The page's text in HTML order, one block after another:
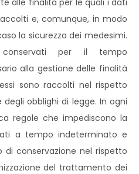
alle finalità per le quali i dati
e, comunque, in modo
la sicurezza dei medesimi.
per il tempo
alla gestione delle finalità
sono raccolti nel rispetto
obblighi di legge. In ogni
regole che impediscono la
a tempo indeterminato e
conservazione nel rispetto
del trattamento dei